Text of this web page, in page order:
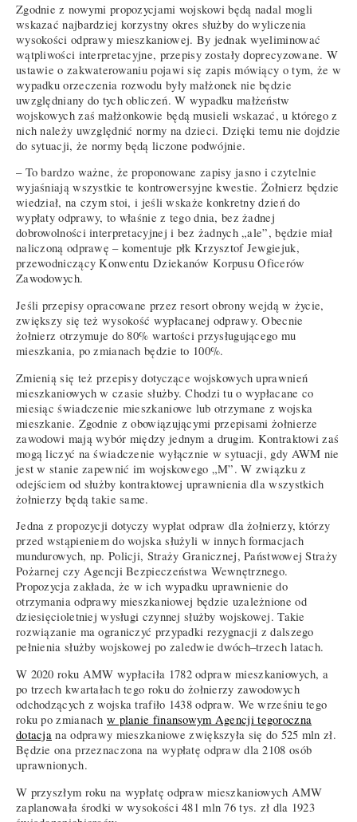
Zgodnie z nowymi propozycjami wojskowi będą nadal mogli
wskazać najbardziej korzystny okres służby do wyliczenia
wysokości odprawy mieszkaniowej. By jednak wyeliminować
wątpliwości interpretacyjne, przepisy zostały doprecyzowane. W
ustawie o zakwaterowaniu pojawi się zapis mówiący o tym, że w
wypadku orzeczenia rozwodu były małżonek nie będzie
uwzględniany do tych obliczeń. W wypadku małżeństw
wojskowych zaś małżonkowie będą musieli wskazać, u którego z
nich należy uwzględnić normy na dzieci. Dzięki temu nie dojdzie
do sytuacji, że normy będą liczone podwójnie.
– To bardzo ważne, że proponowane zapisy jasno i czytelnie
wyjaśniają wszystkie te kontrowersyjne kwestie. Żołnierz będzie
wiedział, na czym stoi, i jeśli wskaże konkretny dzień do
wypłaty odprawy, to właśnie z tego dnia, bez żadnej
dobrowolności interpretacyjnej i bez żadnych „ale”, będzie miał
naliczoną odprawę – komentuje płk Krzysztof Jewgiejuk,
przewodniczący Konwentu Dziekanów Korpusu Oficerów
Zawodowych.
Jeśli przepisy opracowane przez resort obrony wejdą w życie,
zwiększy się też wysokość wypłacanej odprawy. Obecnie
żołnierz otrzymuje do 80% wartości przysługującego mu
mieszkania, po zmianach będzie to 100%.
Zmienią się też przepisy dotyczące wojskowych uprawnień
mieszkaniowych w czasie służby. Chodzi tu o wypłacane co
miesiąc świadczenie mieszkaniowe lub otrzymane z wojska
mieszkanie. Zgodnie z obowiązującymi przepisami żołnierze
zawodowi mają wybór między jednym a drugim. Kontraktowi zaś
mogą liczyć na świadczenie wyłącznie w sytuacji, gdy AWM nie
jest w stanie zapewnić im wojskowego „M”. W związku z
odejściem od służby kontraktowej uprawnienia dla wszystkich
żołnierzy będą takie same.
Jedna z propozycji dotyczy wypłat odpraw dla żołnierzy, którzy
przed wstąpieniem do wojska służyli w innych formacjach
mundurowych, np. Policji, Straży Granicznej, Państwowej Straży
Pożarnej czy Agencji Bezpieczeństwa Wewnętrznego.
Propozycja zakłada, że w ich wypadku uprawnienie do
otrzymania odprawy mieszkaniowej będzie uzależnione od
dziesięcioletniej wysługi czynnej służby wojskowej. Takie
rozwiązanie ma ograniczyć przypadki rezygnacji z dalszego
pełnienia służby wojskowej po zaledwie dwóch–trzech latach.
W 2020 roku AMW wypłaciła 1782 odpraw mieszkaniowych, a
po trzech kwartałach tego roku do żołnierzy zawodowych
odchodzących z wojska trafiło 1438 odpraw. We wrześniu tego
roku po zmianach w planie finansowym Agencji tegoroczna
dotacja na odprawy mieszkaniowe zwiększyła się do 525 mln zł.
Będzie ona przeznaczona na wypłatę odpraw dla 2108 osób
uprawnionych.
W przyszłym roku na wypłatę odpraw mieszkaniowych AMW
zaplanowała środki w wysokości 481 mln 76 tys. zł dla 1923